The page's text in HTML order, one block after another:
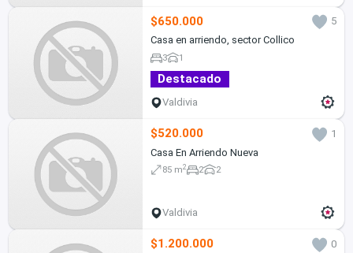
$650.000
5
Casa en arriendo, sector Collico
3 1
Destacado
Valdivia
$520.000
1
Casa En Arriendo Nueva
85 m2 2 2
Valdivia
$1.200.000 0